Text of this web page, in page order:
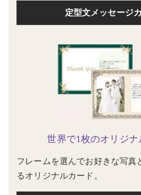
定型文メッセージ
世界で1枚のオリジナ
フレームを選んでお好きな写真
るオリジナルカード。